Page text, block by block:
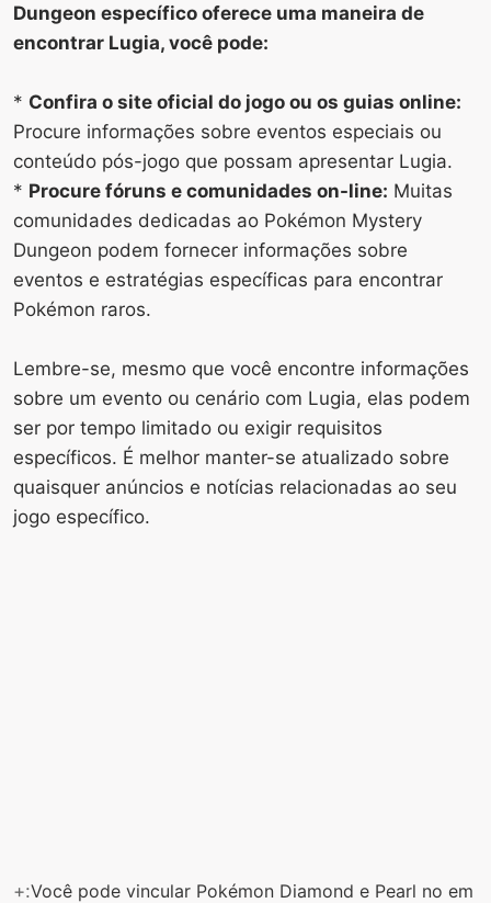
Dungeon específico oferece uma maneira de
encontrar Lugia, você pode:
* Confira o site oficial do jogo ou os guias online:
Procure informações sobre eventos especiais ou
conteúdo pós-jogo que possam apresentar Lugia.
* Procure fóruns e comunidades on-line: Muitas
comunidades dedicadas ao Pokémon Mystery
Dungeon podem fornecer informações sobre
eventos e estratégias específicas para encontrar
Pokémon raros.
Lembre-se, mesmo que você encontre informações
sobre um evento ou cenário com Lugia, elas podem
ser por tempo limitado ou exigir requisitos
específicos. É melhor manter-se atualizado sobre
quaisquer anúncios e notícias relacionadas ao seu
jogo específico.
+:Você pode vincular Pokémon Diamond e Pearl no em